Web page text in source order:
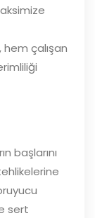
hem çalışan
başlarını
sert